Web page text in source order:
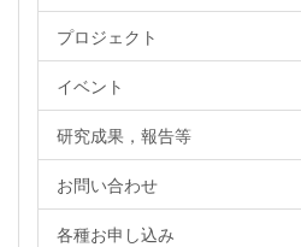
プロジェクト
イベント
研究成果，報告等
お問い合わせ
各種お申し込み